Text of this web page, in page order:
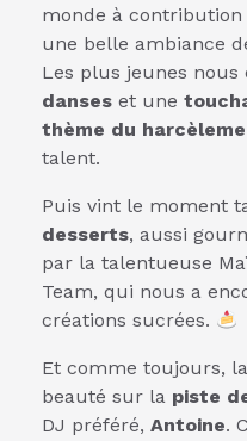
monde à
une belle ambiance
Les plus jeunes
danses et une
thème du
talent.
Puis vint le moment
desserts, aussi
par la talentueuse
Team, qui nous a
créations sucrées.
Et comme toujours,
beauté sur la piste
DJ préféré, Antoine.